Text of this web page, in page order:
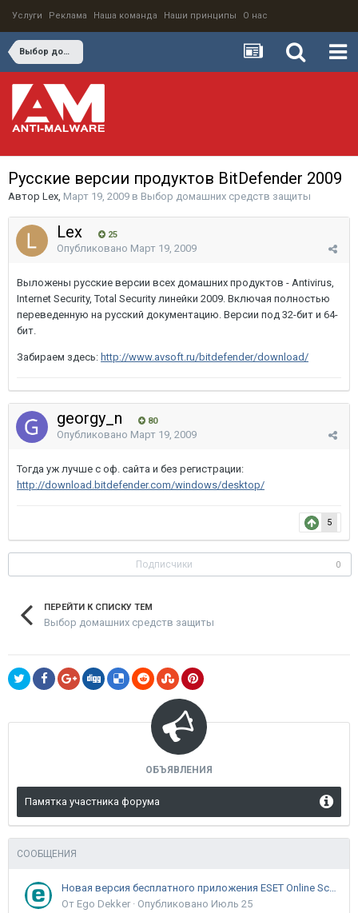
Услуги Реклама Наша команда Наши принципы О нас
Выбор домашних средств защиты
Русские версии продуктов BitDefender 2009
Автор Lex, Март 19, 2009 в Выбор домашних средств защиты
Lex 25
Опубликовано Март 19, 2009
Выложены русские версии всех домашних продуктов - Antivirus,
Internet Security, Total Security линейки 2009. Включая полностью
переведенную на русский документацию. Версии под 32-бит и 64-
бит.
Забираем здесь: http://www.avsoft.ru/bitdefender/download/
georgy_n 80
Опубликовано Март 19, 2009
Тогда уж лучше с оф. сайта и без регистрации:
http://download.bitdefender.com/windows/desktop/
5
Подписчики 0
ПЕРЕЙТИ К СПИСКУ ТЕМ
Выбор домашних средств защиты
ОБЪЯВЛЕНИЯ
Памятка участника форума
СООБЩЕНИЯ
Новая версия бесплатного приложения ESET Online Scanner доступна пользователям
От Ego Dekker · Опубликовано Июль 25